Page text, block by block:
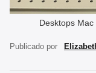
Desktops
Publicado por